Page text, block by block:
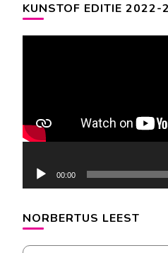
KUNSTOF EDITIE 2022-
00:00
NORBERTUS LEEST